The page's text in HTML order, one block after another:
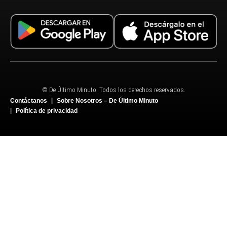
© De Último Minuto. Todos los derechos reservados.
Contáctanos
Sobre Nosotros – De Último Minuto
Política de privacidad